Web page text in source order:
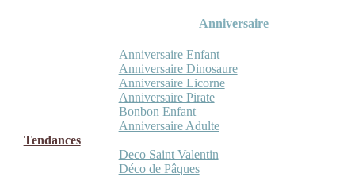
Anniversaire
Anniversaire Enfant
Anniversaire Dinosaure
Anniversaire Licorne
Anniversaire Pirate
Bonbon Enfant
Anniversaire Adulte
Tendances
Deco Saint Valentin
Déco de Pâques